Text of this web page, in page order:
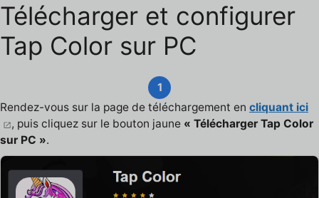
Télécharger et configurer
Tap Color sur PC
1
Rendez-vous sur la page de téléchargement en cliquant ici
, puis cliquez sur le bouton jaune « Télécharger Tap Color
sur PC ».